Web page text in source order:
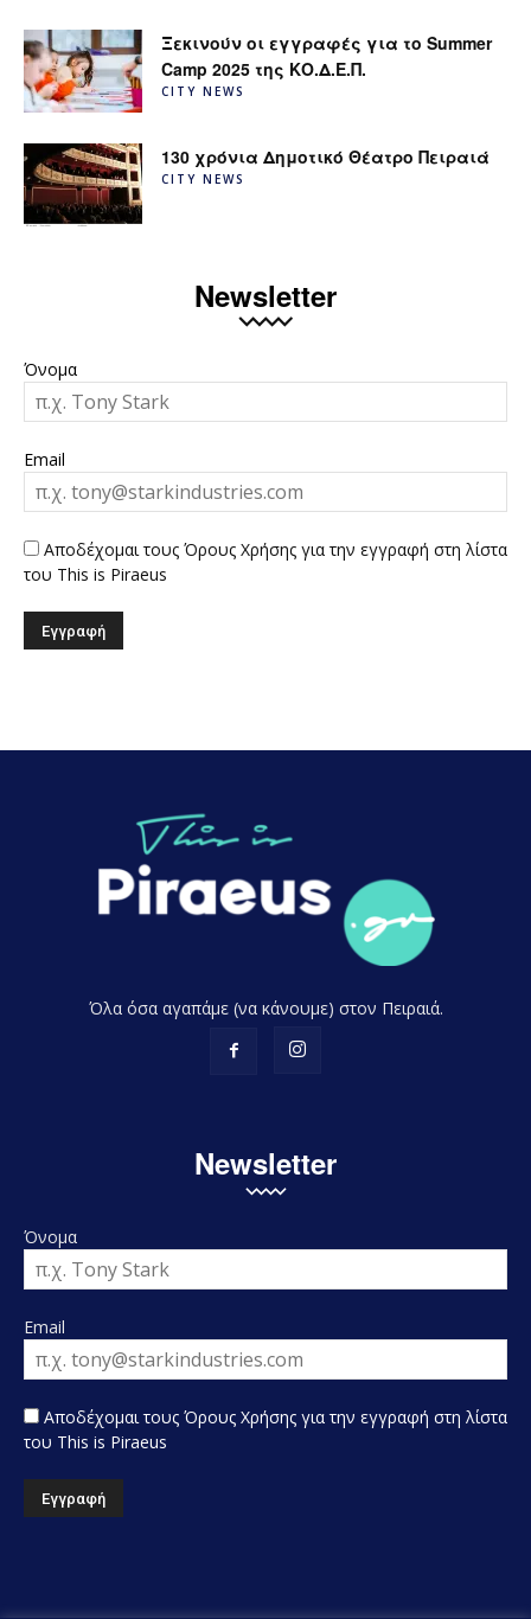
Ξεκινούν οι εγγραφές για το Summer
Camp 2025 της ΚΟ.Δ.Ε.Π.
CITY NEWS
130 χρόνια Δημοτικό Θέατρο Πειραιά
CITY NEWS
Newsletter
Όνομα
Email
Αποδέχομαι τους Όρους Χρήσης για την εγγραφή στη λίστα
του This is Piraeus
Όλα όσα αγαπάμε (να κάνουμε) στον Πειραιά.
Newsletter
Όνομα
Email
Αποδέχομαι τους Όρους Χρήσης για την εγγραφή στη λίστα
του This is Piraeus